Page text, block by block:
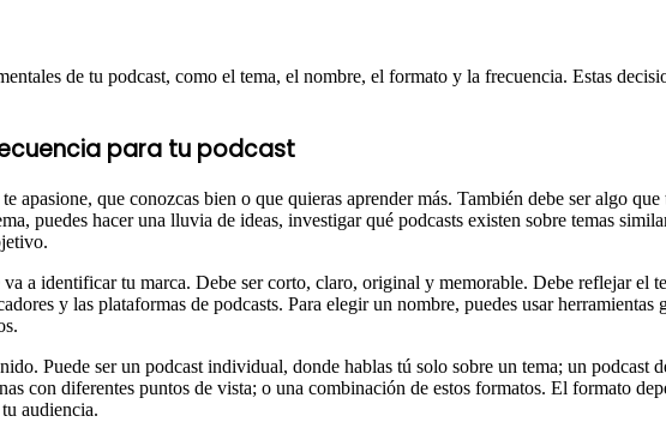
de tu podcast, como el tema, el nombre, el formato y la frecuencia. Estas
para tu podcast
apasione, que conozcas bien o que quieras aprender más. También debe ser algo
puedes hacer una lluvia de ideas, investigar qué podcasts existen sobre temas
a identificar tu marca. Debe ser corto, claro, original y memorable. Debe reflejar el
y las plataformas de podcasts. Para elegir un nombre, puedes usar herramientas
Puede ser un podcast individual, donde hablas tú solo sobre un tema; un podcast
con diferentes puntos de vista; o una combinación de estos formatos. El formato
audiencia.